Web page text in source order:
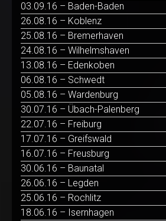
03.09.16 – Baden-Baden
26.08.16 – Koblenz
25.08.16 – Bremerhaven
24.08.16 – Wilhelmshaven
13.08.16 – Edenkoben
06.08.16 – Schwedt
05.08.16 – Wardenburg
30.07.16 – Übach-Palenberg
22.07.16 – Freiburg
17.07.16 – Greifswald
16.07.16 – Freusburg
30.06.16 – Baunatal
26.06.16 – Legden
25.06.16 – Rochlitz
18.06.16 – Isernhagen